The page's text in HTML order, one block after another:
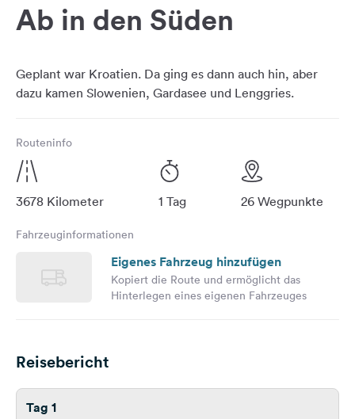
Sprache:
Folge
uns
Media
Ab in den Süden
Geplant war Kroatien. Da ging es dann auch hin, aber
Routeninfo
3678 Kilometer 1 Tag 26 Wegpunkte
Fahrzeuginformationen
Eigenes Fahrzeug hinzufügen
Kopiert die Route und ermöglicht das
Hinterlegen eines eigenen Fahrzeuges
Reisebericht
Tag 1